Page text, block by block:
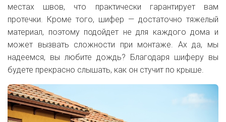
местах швов, что практически гарантирует вам
протечки. Кроме того, шифер — достаточно тяжелый
материал, поэтому подойдет не для каждого дома и
может вызвать сложности при монтаже. Ах да, мы
надеемся, вы любите дождь? Благодаря шиферу вы
будете прекрасно слышать, как он стучит по крыше.